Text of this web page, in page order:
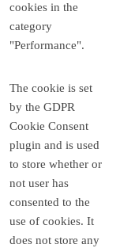
cookies in the
category
"Performance".
The cookie is set
by the GDPR
Cookie Consent
plugin and is used
to store whether or
not user has
consented to the
use of cookies. It
does not store any